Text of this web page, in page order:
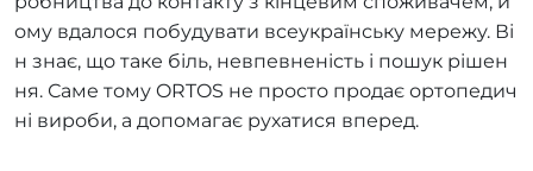
ому вдалося побудувати всеукраїнську мережу. Ві
н знає, що таке біль, невпевненість і пошук рішен
ня. Саме тому ORTOS не просто продає ортопедич
ні вироби, а допомагає рухатися вперед.